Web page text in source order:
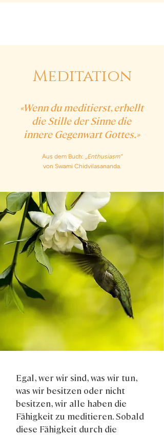
Meditation
«Wenn du meditierst, erhellt
die Stille der Sinne die
innere Gegenwart Gottes.»
Aus dem Buch: „Enthusiasm“
von Swami Chidvilasananda.
Egal, wer wir sind, was wir tun,
was wir besitzen oder nicht
besitzen, wir alle haben die
Fähigkeit zu meditieren. Sobald
diese Fähigkeit durch die